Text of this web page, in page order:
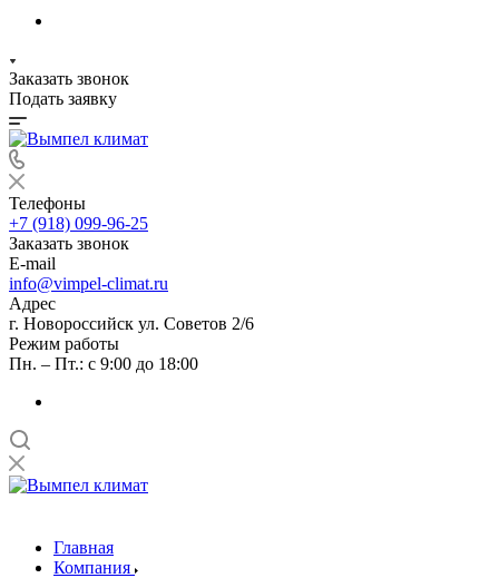
Заказать звонок
Подать заявку
Телефоны
+7 (918) 099-96-25
Заказать звонок
E-mail
info@vimpel-climat.ru
Адрес
г. Новороссийск ул. Советов 2/6
Режим работы
Пн. – Пт.: с 9:00 до 18:00
Главная
Компания